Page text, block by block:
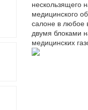
нескользящего
медицинского
салоне в любое
двумя блоками
медицинских